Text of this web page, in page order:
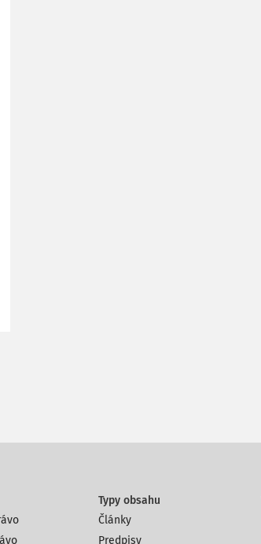
Typy obsahu
Články
Predpisy